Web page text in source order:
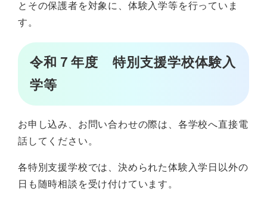
とその保護者を対象に、体験入学等を行っていま
す。
令和７年度 特別支援学校体験入
学等
お申し込み、お問い合わせの際は、各学校へ直接電
話してください。
各特別支援学校では、決められた体験入学日以外の
日も随時相談を受け付けています。